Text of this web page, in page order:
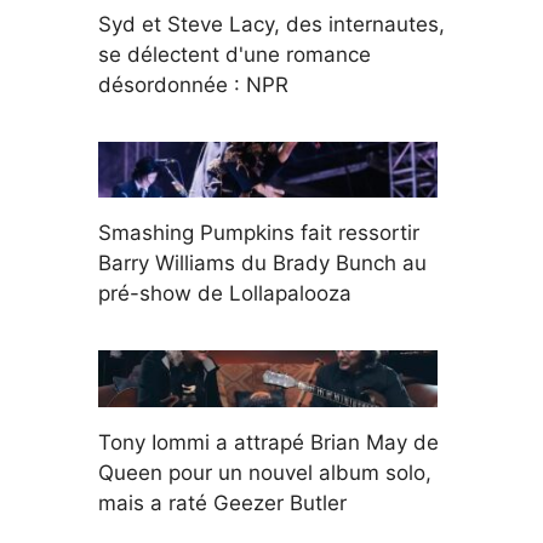
Syd et Steve Lacy, des internautes,
se délectent d'une romance
désordonnée : NPR
Smashing Pumpkins fait ressortir
Barry Williams du Brady Bunch au
pré-show de Lollapalooza
Tony Iommi a attrapé Brian May de
Queen pour un nouvel album solo,
mais a raté Geezer Butler